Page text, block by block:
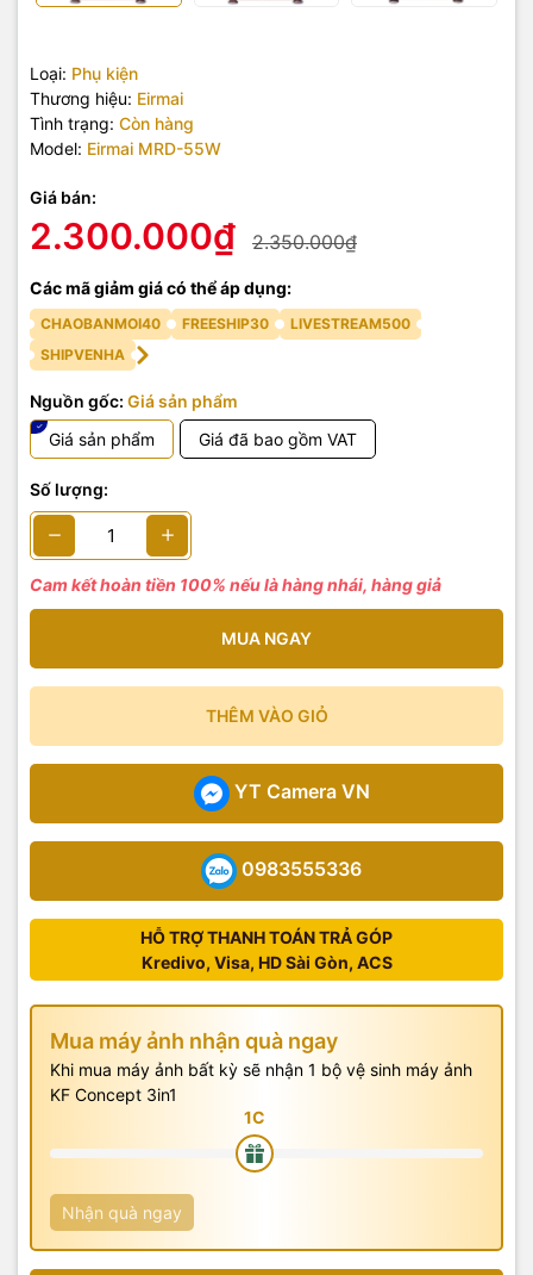
Loại: Phụ kiện
Thương hiệu: Eirmai
Tình trạng: Còn hàng
Model: Eirmai MRD-55W
Giá bán:
2.300.000₫ 2.350.000₫
Các mã giảm giá có thể áp dụng:
CHAOBANMOI40 FREESHIP30
LIVESTREAM500
SHIPVENHA
Nguồn gốc: Giá sản phẩm
Giá sản phẩm
Giá đã bao gồm VAT
Số lượng:
Cam kết hoàn tiền 100% nếu là hàng nhái, hàng giả
MUA NGAY
THÊM VÀO GIỎ
YT Camera VN
0983555336
HỖ TRỢ THANH TOÁN TRẢ GÓP
Kredivo, Visa, HD Sài Gòn, ACS
Mua máy ảnh nhận quà ngay
Khi mua máy ảnh bất kỳ sẽ nhận 1 bộ vệ sinh máy ảnh
KF Concept 3in1
Nhận quà ngay